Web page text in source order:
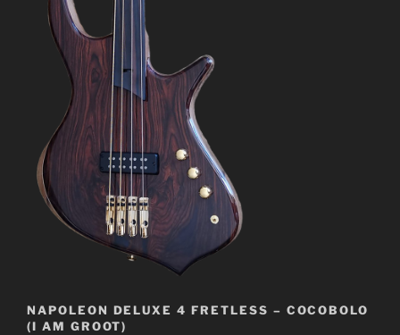
NAPOLEON DELUXE 4 FRETLESS – COCOBOLO
(I AM GROOT)